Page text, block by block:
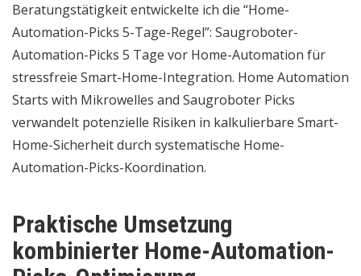
Beratungstätigkeit entwickelte ich die “Home-
Automation-Picks 5-Tage-Regel”: Saugroboter-
Automation-Picks 5 Tage vor Home-Automation für
stressfreie Smart-Home-Integration. Home Automation
Starts with Mikrowelles and Saugroboter Picks
verwandelt potenzielle Risiken in kalkulierbare Smart-
Home-Sicherheit durch systematische Home-
Automation-Picks-Koordination.
Praktische Umsetzung
kombinierter Home-Automation-